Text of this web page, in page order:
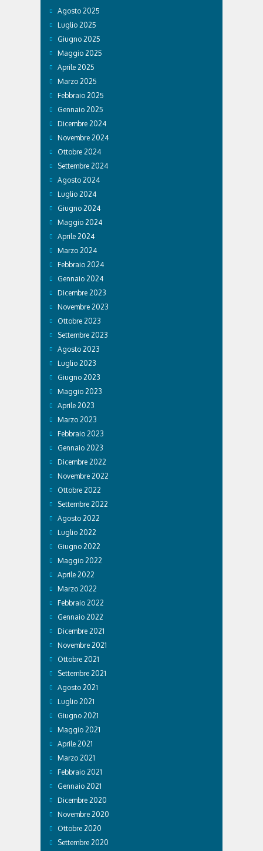
Agosto 2025
Luglio 2025
Giugno 2025
Maggio 2025
Aprile 2025
Marzo 2025
Febbraio 2025
Gennaio 2025
Dicembre 2024
Novembre 2024
Ottobre 2024
Settembre 2024
Agosto 2024
Luglio 2024
Giugno 2024
Maggio 2024
Aprile 2024
Marzo 2024
Febbraio 2024
Gennaio 2024
Dicembre 2023
Novembre 2023
Ottobre 2023
Settembre 2023
Agosto 2023
Luglio 2023
Giugno 2023
Maggio 2023
Aprile 2023
Marzo 2023
Febbraio 2023
Gennaio 2023
Dicembre 2022
Novembre 2022
Ottobre 2022
Settembre 2022
Agosto 2022
Luglio 2022
Giugno 2022
Maggio 2022
Aprile 2022
Marzo 2022
Febbraio 2022
Gennaio 2022
Dicembre 2021
Novembre 2021
Ottobre 2021
Settembre 2021
Agosto 2021
Luglio 2021
Giugno 2021
Maggio 2021
Aprile 2021
Marzo 2021
Febbraio 2021
Gennaio 2021
Dicembre 2020
Novembre 2020
Ottobre 2020
Settembre 2020